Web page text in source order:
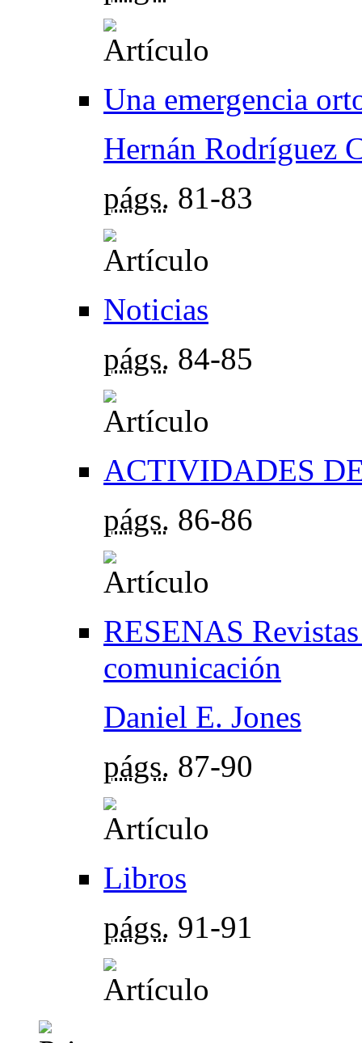
Una emergencia
Hernán Rodríguez
págs. 81-83
Noticias
págs. 84-85
ACTIVIDADES
págs. 86-86
RESENAS
comunicación
Daniel E. Jones
págs. 87-90
Libros
págs. 91-91